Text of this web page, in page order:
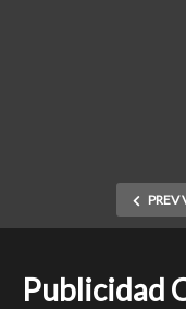
PREV
Publicidad